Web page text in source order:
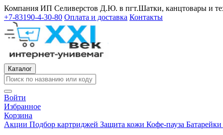
Компания ИП Селиверстов Д.Ю. в пгт.Шатки, канцтовары и
+7-83190-4-30-80 Оплата и доставка Контакты
Каталог
Войти
Избранное
Корзина
Акции Подбор картриджей Защита кожи Кофе-пауза